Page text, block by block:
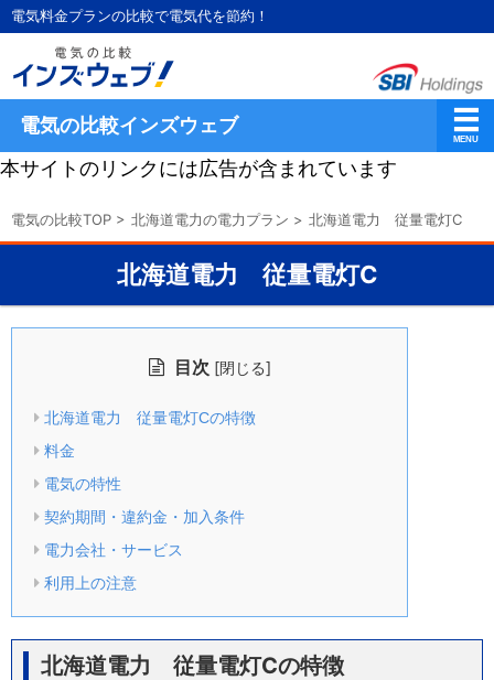
電気料金プランの比較で電気代を節約！
電気の比較インズウェブ
本サイトのリンクには広告が含まれています
電気の比較TOP > 北海道電力の電力プラン > 北海道電力 従量電灯C
北海道電力 従量電灯C
目次 [閉じる]
北海道電力 従量電灯Cの特徴
料金
電気の特性
契約期間・違約金・加入条件
電力会社・サービス
利用上の注意
北海道電力 従量電灯Cの特徴